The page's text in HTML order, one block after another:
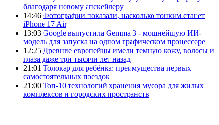
благодаря новому апскейлеру
14:46 Фотографии показали, насколько тонким станет
iPhone 17 Air
13:03 Google выпустила Gemma 3 - мощнейшую ИИ-
модель для запуска на одном графическом процессоре
12:25 Древние европейцы имели темную кожу, волосы и
глаза даже три тысячи лет назад
21:01 Толокар для ребёнка: преимущества первых
самостоятельных поездок
21:00 Топ-10 технологий хранения мусора для жилых
комплексов и городских пространств